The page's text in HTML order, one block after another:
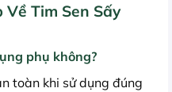
Về Tim Sen Sấy
phụ không?
toàn khi sử dụng đúng